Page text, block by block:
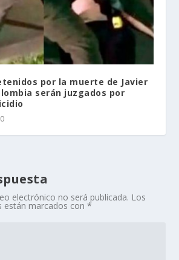
por la muerte de Javier
serán juzgados por
electrónico no será publicada. Los
están marcados con*